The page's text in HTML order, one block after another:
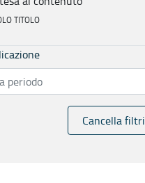
Cancella filtri